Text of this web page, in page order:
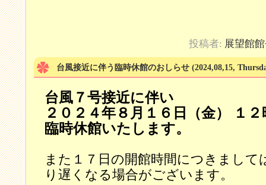
投稿者: 展望館
台風接近に伴う臨時休館のおしらせ (2024,08,15,
台風７号接近に伴い
２０２４年８月１６日（金） １
臨時休館いたします。
また１７日の開館時間につきまして
り遅くなる場合がございます。